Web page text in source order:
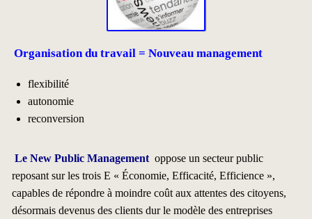
Organisation du travail = Nouveau management
flexibilité
autonomie
reconversion
Le New Public Managementoppose un secteur public
reposant sur les trois E « Économie, Efficacité, Efficience »,
capables de répondre à moindre coût aux attentes des citoyens,
désormais devenus des clients dur le modèle des entreprises